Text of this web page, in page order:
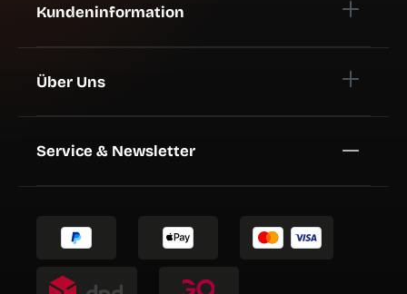
Kundeninformation
Über Uns
Service & Newsletter